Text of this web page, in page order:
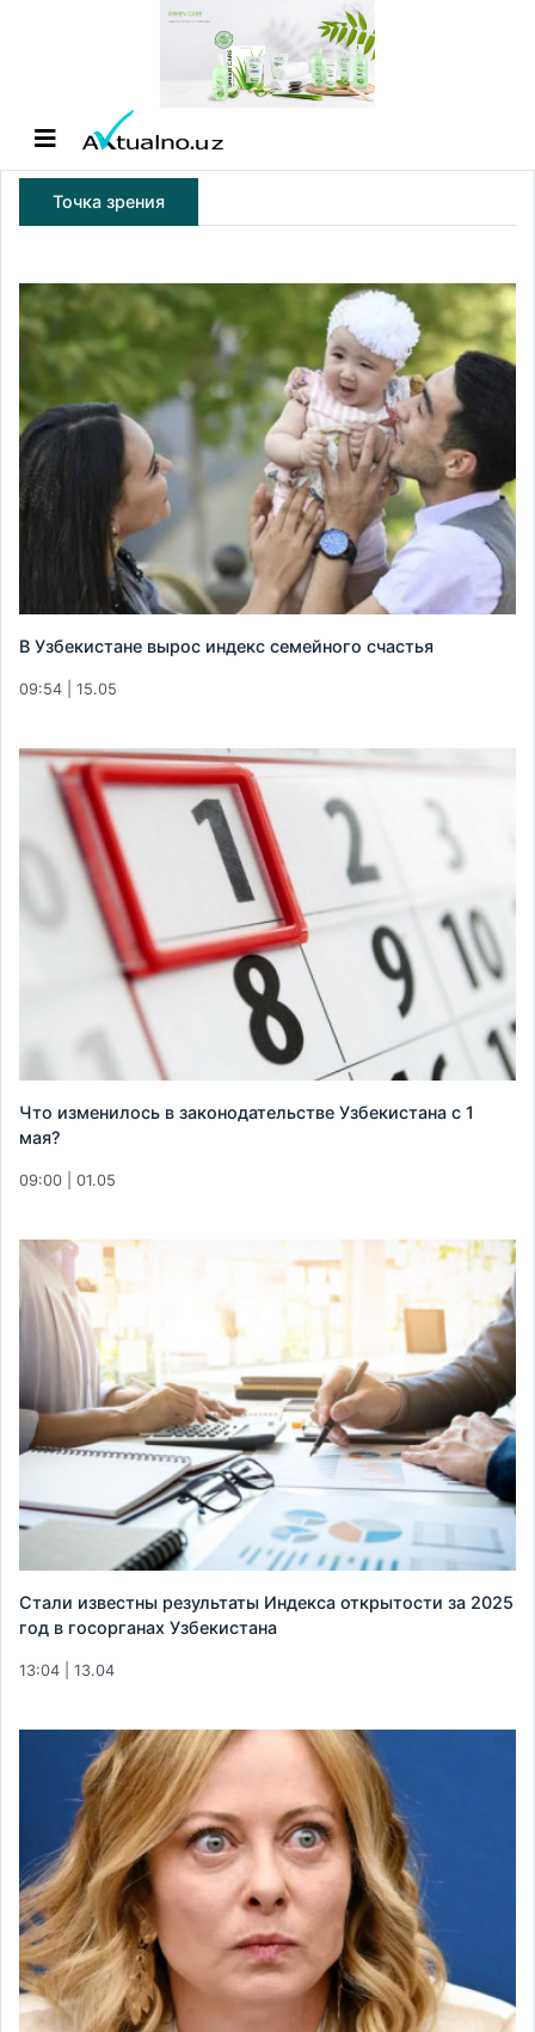
Точка зрения
В Узбекистане вырос индекс семейного счастья
09:54 | 15.05
Что изменилось в законодательстве Узбекистана с 1
мая?
09:00 | 01.05
Стали известны результаты Индекса открытости за 2025
год в госорганах Узбекистана
13:04 | 13.04